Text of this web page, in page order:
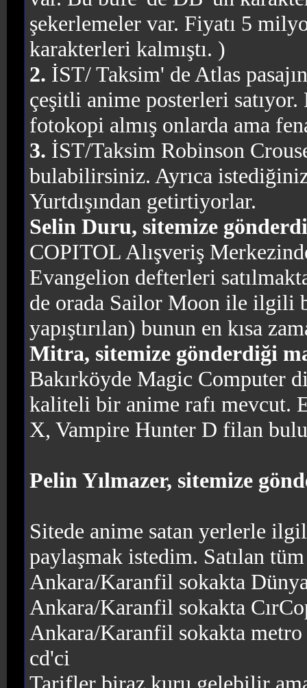
şekerlemeler var. Fiyatı 5
karakterleri kalmıştı. )
2. İST/ Taksim' de Atlas
çeşitli anime posterleri
fotokopi almış onlarda ama
3. İST/Taksim Robinson
bulabilirsiniz. Ayrıca
Yurtdışından getirtiyorlar.
Selin Duru, sitemize
COPITOL Alışveriş
Evangelion defterleri
de orada Sailor Moon ile ilgili
yapıştırılan) bunun en kısa
Mitra, sitemize gönderdiği
Bakırköyde Magic Computer
kaliteli bir anime rafı mevcut.
X, Vampire Hunter D filan
Pelin Yılmazer, sitemize
Sitede anime satan yerlerle
paylaşmak istedim. Satılan
Ankara/Karanfil sokakta
Ankara/Karanfil sokakta
Ankara/Karanfil sokakta metro
cd'ci